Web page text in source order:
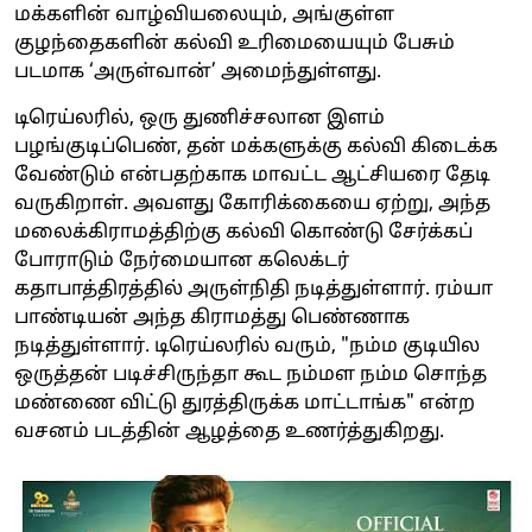
மக்களின் வாழ்வியலையும், அங்குள்ள
குழந்தைகளின் கல்வி உரிமையையும் பேசும்
படமாக ‘அருள்வான்’ அமைந்துள்ளது.
டிரெய்லரில், ஒரு துணிச்சலான இளம்
பழங்குடிப்பெண், தன் மக்களுக்கு கல்வி கிடைக்க
வேண்டும் என்பதற்காக மாவட்ட ஆட்சியரை தேடி
வருகிறாள். அவளது கோரிக்கையை ஏற்று, அந்த
மலைக்கிராமத்திற்கு கல்வி கொண்டு சேர்க்கப்
போராடும் நேர்மையான கலெக்டர்
கதாபாத்திரத்தில் அருள்நிதி நடித்துள்ளார். ரம்யா
பாண்டியன் அந்த கிராமத்து பெண்ணாக
நடித்துள்ளார். டிரெய்லரில் வரும், "நம்ம குடியில
ஒருத்தன் படிச்சிருந்தா கூட நம்மள நம்ம சொந்த
மண்ணை விட்டு துரத்திருக்க மாட்டாங்க" என்ற
வசனம் படத்தின் ஆழத்தை உணர்த்துகிறது.